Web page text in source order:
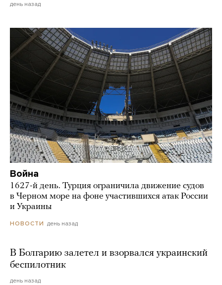
день назад
Война
1627-й день. Турция ограничила движение судов
в Черном море на фоне участившихся атак России
и Украины
НОВОСТИ день назад
В Болгарию залетел и взорвался украинский
беспилотник
день назад